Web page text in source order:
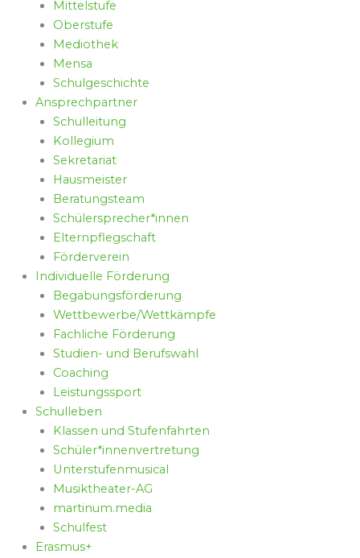
Mittelstufe
Oberstufe
Mediothek
Mensa
Schulgeschichte
Ansprechpartner
Schulleitung
Kollegium
Sekretariat
Hausmeister
Beratungsteam
Schülersprecher*innen
Elternpflegschaft
Förderverein
Individuelle Förderung
Begabungsförderung
Wettbewerbe/Wettkämpfe
Fachliche Förderung
Studien- und Berufswahl
Coaching
Leistungssport
Schulleben
Klassen und Stufenfahrten
Schüler*innenvertretung
Unterstufenmusical
Musiktheater-AG
martinum.media
Schulfest
Erasmus+